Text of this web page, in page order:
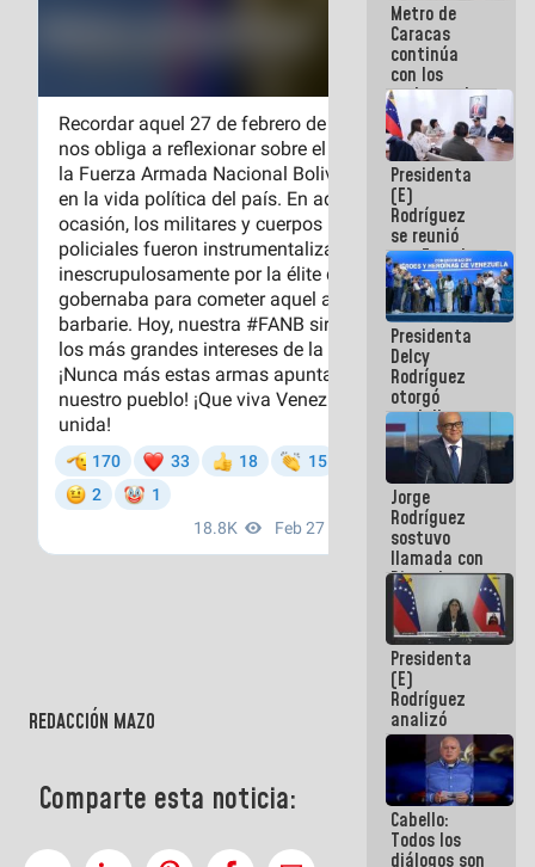
REDACCIÓN MAZO
Comparte esta noticia:
Metro de
Caracas
continúa
con los
trabajos de
mantenimiento
e inspección
en la Línea 2
Presidenta
(E)
Rodríguez
se reunió
con Estado
Mayor
Eléctrico
para
abordar
planes de
acción
Presidenta
Delcy
Rodríguez
otorgó
medalla
"Héroe de
Venezuela"
a servidores
públicos
Jorge
Rodríguez
sostuvo
llamada con
Dinorah
Figuera y
acuerdan
primer
encuentro
presencial
para el
diálogo
Presidenta
(E)
Rodríguez
analizó
junto a
gobernadores
planes de
recuperación
del Sistema
Eléctrico
Cabello:
Todos los
diálogos son